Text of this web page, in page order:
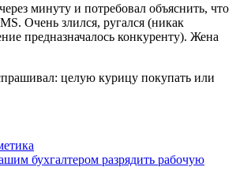
минуту и потребовал объяснить, что
Очень злился, ругался (никак
предназначалось конкуренту). Жена
целую курицу покупать или
бухгалтером разрядить рабочую